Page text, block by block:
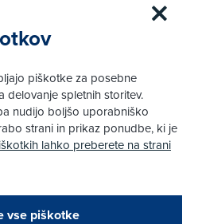
Zapri
10 €!
piškotke za posebne
delovanje spletnih storitev.
nudijo boljšo uporabniško
strani in prikaz ponudbe, ki je
lahko preberete na strani
vse piškotke